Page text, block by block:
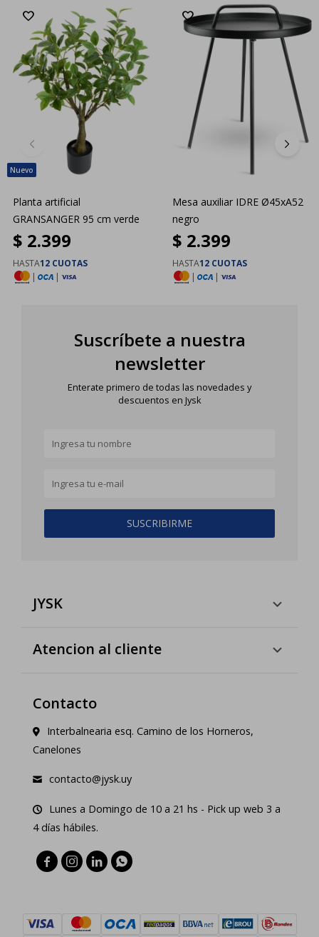
Planta artificial
GRANSANGER 95 cm verde
$ 2.399
HASTA12 CUOTAS
|
|
Mesa auxiliar IDRE Ø45xA52
negro
$ 2.399
HASTA12 CUOTAS
|
|
Suscríbete a nuestra
newsletter
Enterate primero de todas las novedades y
descuentos en Jysk
SUSCRIBIRME
JYSK
Atencion al cliente
Contacto
Interbalnearia esq. Camino de los Horneros,
Canelones
contacto@jysk.uy
Lunes a Domingo de 10 a 21 hs - Pick up web 3 a
4 días hábiles.
   